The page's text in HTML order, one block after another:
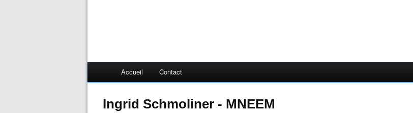
Accueil Contact
Ingrid Schmoliner - MNEEM